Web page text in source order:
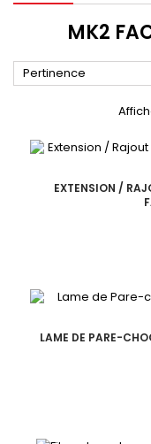
MK2
Pertinence
EXTENSION /
LAME DE PARE-